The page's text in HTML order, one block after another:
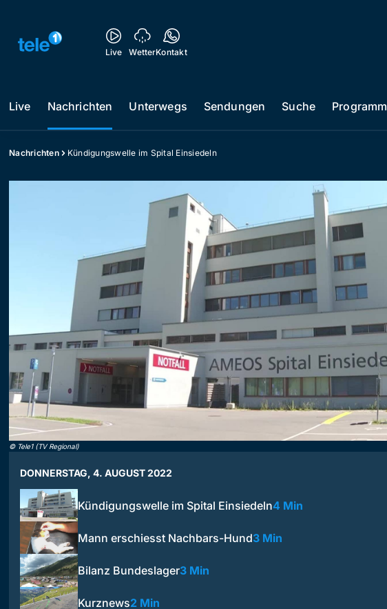
Live WetterKontakt
Live Nachrichten Unterwegs Sendungen Suche Programm
Nachrichten Kündigungswelle im Spital Einsiedeln
© Tele1 (TV Regional)
DONNERSTAG, 4. AUGUST 2022
Kündigungswelle im Spital Einsiedeln4 Min
Mann erschiesst Nachbars-Hund3 Min
Bilanz Bundeslager3 Min
Kurznews2 Min